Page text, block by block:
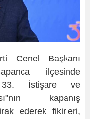
Genel Başkanı
ilçesinde
İstişare ve
kapanış
ederek fikirleri,